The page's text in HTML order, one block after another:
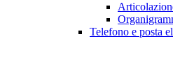
Telefono e posta